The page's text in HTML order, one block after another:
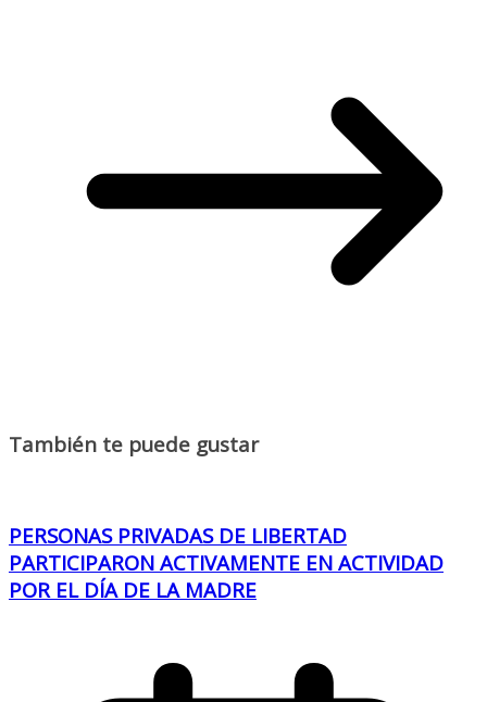
También te puede gustar
PERSONAS PRIVADAS DE LIBERTAD
PARTICIPARON ACTIVAMENTE EN ACTIVIDAD
POR EL DÍA DE LA MADRE